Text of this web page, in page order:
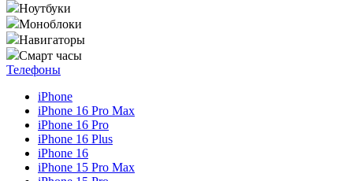
Ноутбуки
Моноблоки
Навигаторы
Смарт часы
Телефоны
iPhone
iPhone 16 Pro Max
iPhone 16 Pro
iPhone 16 Plus
iPhone 16
iPhone 15 Pro Max